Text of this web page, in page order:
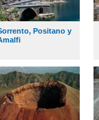
Positano y